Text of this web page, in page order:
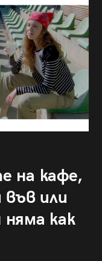
на кафе,
или
няма как